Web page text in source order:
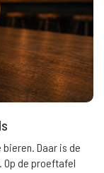
Daar is de
Op de proeftafel